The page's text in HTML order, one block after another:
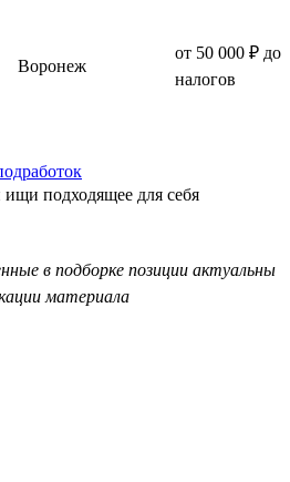
Воронеж
от 50 000 ₽ до
налогов
подходящее для себя
в подборке позиции актуальны
материала